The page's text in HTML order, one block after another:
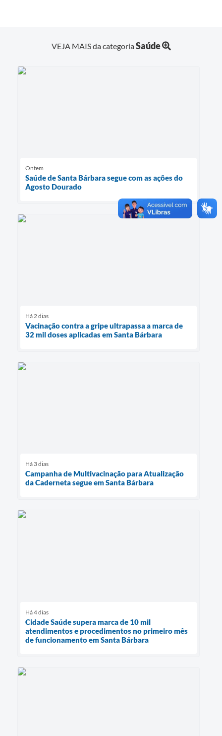
VEJA MAIS da categoriaSaúde
Ontem
Saúde de Santa Bárbara segue com as ações do
Agosto Dourado
Há 2 dias
Vacinação contra a gripe ultrapassa a marca de
32 mil doses aplicadas em Santa Bárbara
Há 3 dias
Campanha de Multivacinação para Atualização
da Caderneta segue em Santa Bárbara
Há 4 dias
Cidade Saúde supera marca de 10 mil
atendimentos e procedimentos no primeiro mês
de funcionamento em Santa Bárbara